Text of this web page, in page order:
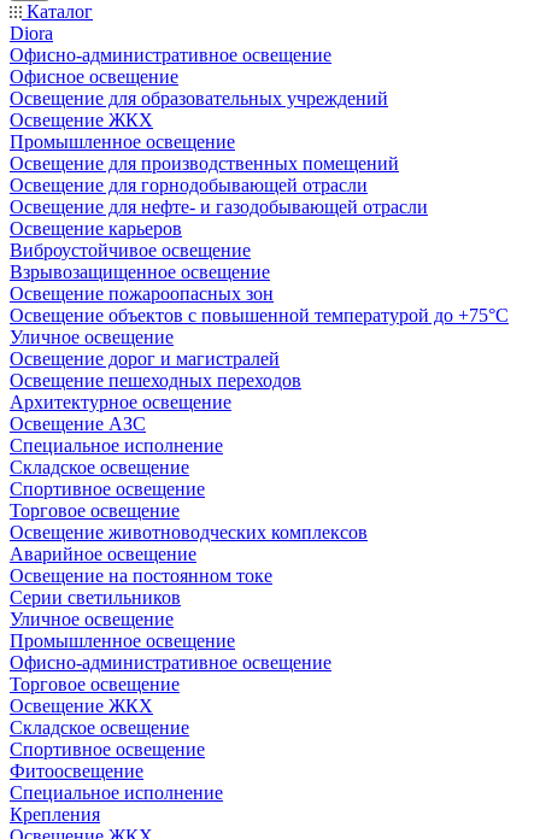
Каталог
Diora
Офисно-административное освещение
Офисное освещение
Освещение для образовательных учреждений
Освещение ЖКХ
Промышленное освещение
Освещение для производственных помещений
Освещение для горнодобывающей отрасли
Освещение для нефте- и газодобывающей отрасли
Освещение карьеров
Виброустойчивое освещение
Взрывозащищенное освещение
Освещение пожароопасных зон
Освещение объектов с повышенной температурой до +75°C
Уличное освещение
Освещение дорог и магистралей
Освещение пешеходных переходов
Архитектурное освещение
Освещение АЗС
Специальное исполнение
Складское освещение
Спортивное освещение
Торговое освещение
Освещение животноводческих комплексов
Аварийное освещение
Освещение на постоянном токе
Серии светильников
Уличное освещение
Промышленное освещение
Офисно-административное освещение
Торговое освещение
Освещение ЖКХ
Складское освещение
Спортивное освещение
Фитоосвещение
Специальное исполнение
Крепления